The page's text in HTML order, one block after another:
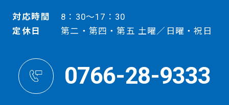
対応時間
8：30～17：30
定休日
第二・第四・第五 土曜／日曜・祝日
0766-28-9333